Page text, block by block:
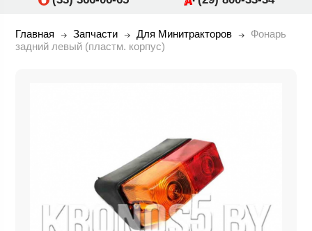
Главная Запчасти Для Минитракторов
Фонарь
задний левый (пластм. корпус)